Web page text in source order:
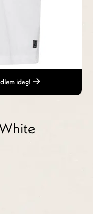
idag!